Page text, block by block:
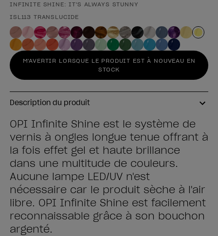
Forme du produit
INFINITE SHINE: IT'S ALWAYS STUNNY
ISL113 TRANSLUCIDE
M'AVERTIR LORSQUE LE PRODUIT EST À NOUVEAU EN
STOCK
Description du produit
OPI Infinite Shine est le système de
vernis à ongles longue tenue offrant à
la fois effet gel et haute brillance
dans une multitude de couleurs.
Aucune lampe LED/UV n'est
nécessaire car le produit sèche à l'air
libre. OPI Infinite Shine est facilement
reconnaissable grâce à son bouchon
argenté.